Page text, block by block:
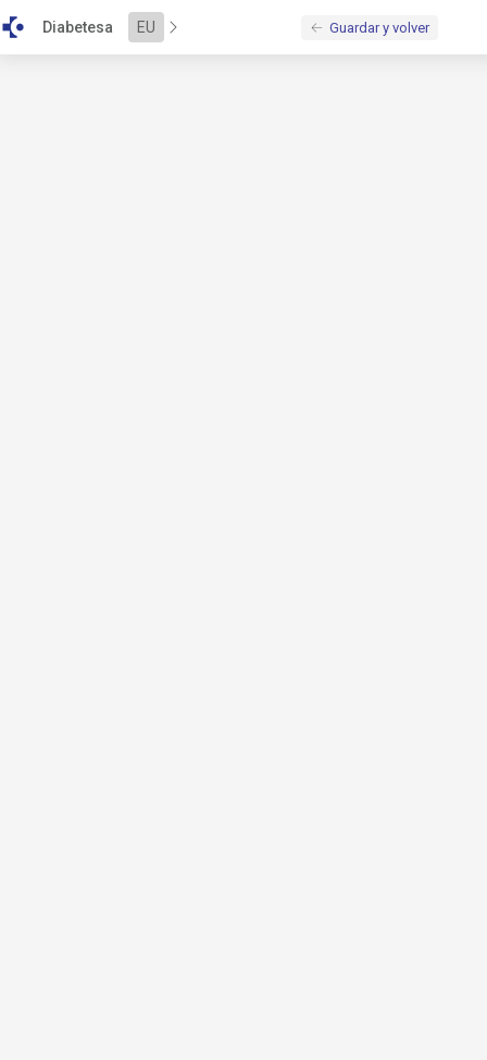
Diabetesa EU Guardar y volver
\u003Cscript\u0020src\u003D\u0022\/bundles\/alejandria\/